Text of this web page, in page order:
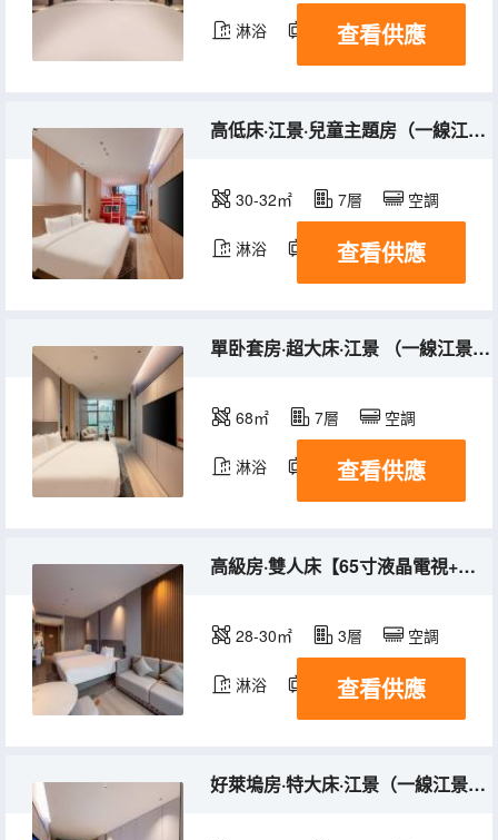
淋浴 電視機 冰箱
查看供應
高低床·江景·兒童主題房（一線江景+全屋智能）
30-32㎡ 7層 空調
淋浴 電視機 冰箱
查看供應
單卧套房·超大床·江景 （一線江景+全屋智能）
68㎡ 7層 空調
淋浴 電視機 冰箱
查看供應
高級房·雙人床【65寸液晶電視+全屋智能+深睡床品】
28-30㎡ 3層 空調
淋浴 電視機 冰箱
查看供應
好萊塢房·特大床·江景（一線江景+全屋智能+小冰箱）